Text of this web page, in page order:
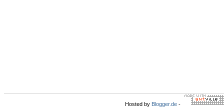
Hosted by Blogger.de -